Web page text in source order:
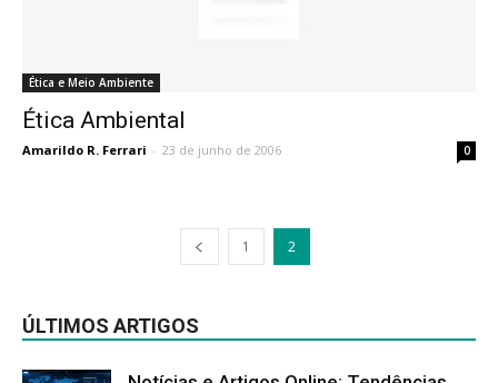
Ética e Meio Ambiente
Ética Ambiental
Amarildo R. Ferrari - 23 de junho de 2006 0
1 2
ÚLTIMOS ARTIGOS